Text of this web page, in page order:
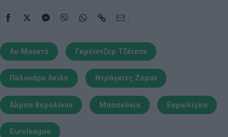
Λο Μαοντό Γκρέιντζερ Τζέισον
Πολονάρα Ακίλε Ντράγκιτς Ζόραν
Άλμπα Βερολίνου Μπασκόνια Ευρωλίγκα
Euroleague